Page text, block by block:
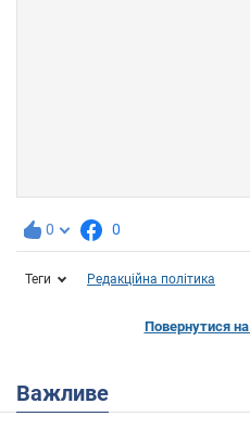
0 0
Теги Редакційна політика
Повернутися на
Важливе